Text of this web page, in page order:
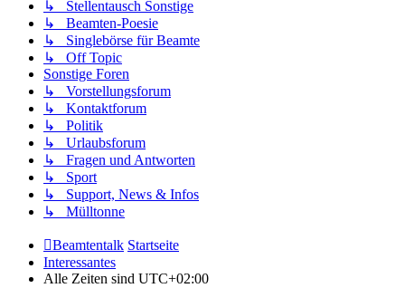
↳ Stellentausch Sonstige
↳ Beamten-Poesie
↳ Singlebörse für Beamte
↳ Off Topic
Sonstige Foren
↳ Vorstellungsforum
↳ Kontaktforum
↳ Politik
↳ Urlaubsforum
↳ Fragen und Antworten
↳ Sport
↳ Support, News & Infos
↳ Mülltonne
Beamtentalk Startseite
Interessantes
Alle Zeiten sind UTC+02:00